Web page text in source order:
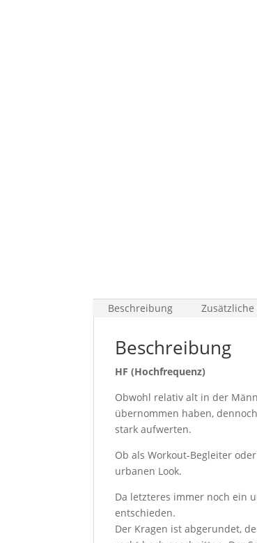
Beschreibung
Beschreibung
HF (Hochfrequenz)
Obwohl relativ alt in der
übernommen haben,
stark aufwerten.
Ob als Workout-Begleiter
urbanen Look.
Da letzteres immer noch ein
entschieden.
Der Kragen ist abgerundet,